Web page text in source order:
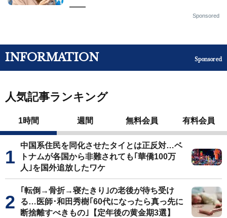
——
Sponsored
INFORMATION Sponsored
人気記事ランキング
1時間 週間 無料会員 有料会員
中国系住民を同化させたタイとは正反対…ベ
トナムが各国から非難されても｢華僑100万
人｣を国外追放したワケ
｢転倒→骨折→寝たきり｣の老後が待ち受け
る…医師･和田秀樹｢60代になったら真っ先に
断捨離すべきもの｣【定年後の黄金期3選】